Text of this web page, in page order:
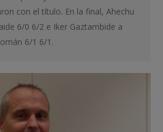
con el título. En la final, Ahechu
6/0 6/2 e Iker Gaztambide a
6/1 6/1.